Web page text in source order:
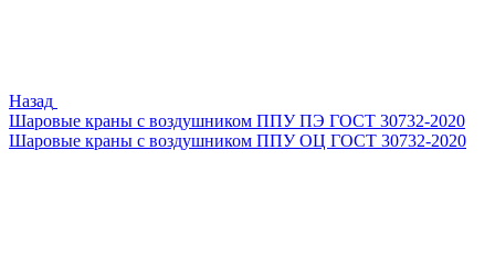
Назад
Шаровые краны с воздушником ППУ ПЭ ГОСТ 30732-2020
Шаровые краны с воздушником ППУ ОЦ ГОСТ 30732-2020